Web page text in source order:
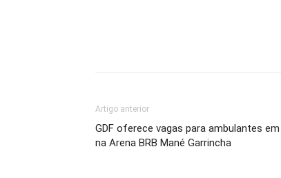
Artigo anterior
GDF oferece vagas para ambulantes
na Arena BRB Mané Garrincha